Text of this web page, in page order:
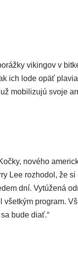
vikin­gov v
ich lode opäť
mobi­li­zu­jú svo­je
nové­ho
Lee roz­ho­dol, že
dní. Vytúžená
všet­kým prog­ram.
bude diať.“